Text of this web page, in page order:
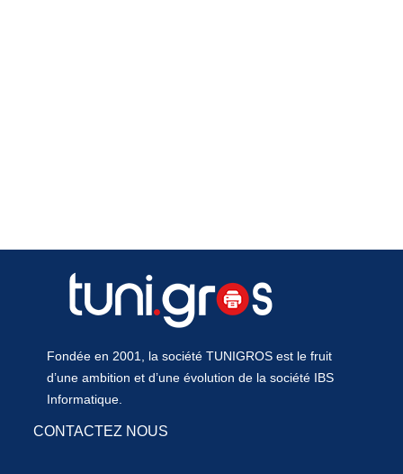
Fondée en 2001, la société TUNIGROS est le fruit
d’une ambition et d’une évolution de la société IBS
Informatique.
CONTACTEZ NOUS